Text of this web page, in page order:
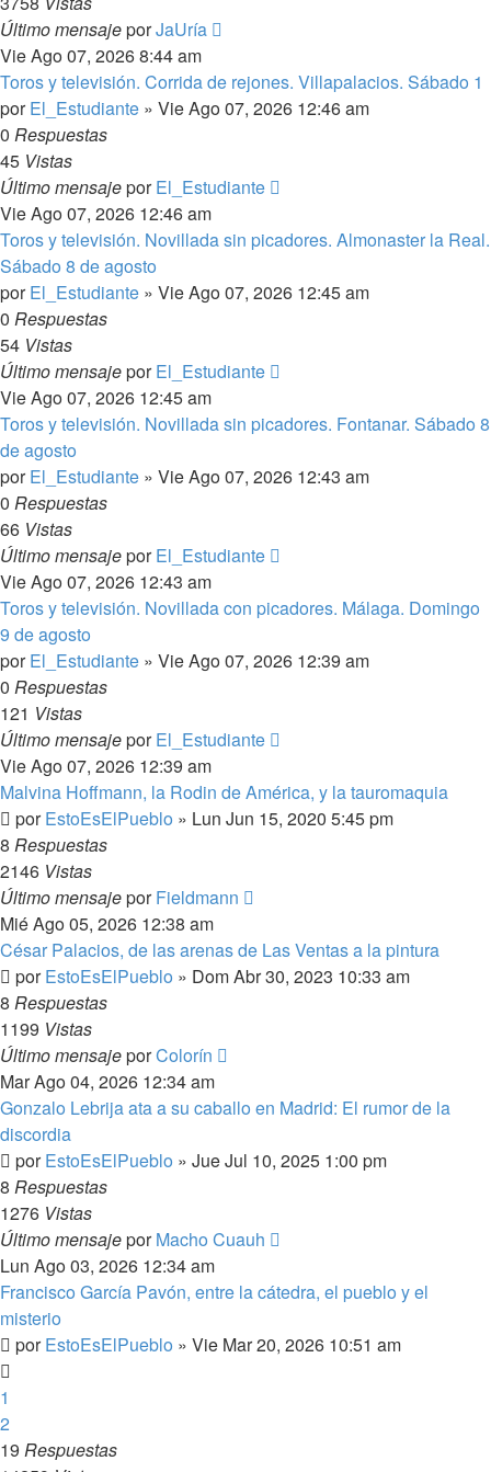
Último mensajeporJaUría
Vie Ago 07, 2026 8:44 am
Toros y televisión. Corrida de rejones. Villapalacios. Sábado 1
porEl_Estudiante » Vie Ago 07, 2026 12:46 am
0 Respuestas
45 Vistas
Último mensajeporEl_Estudiante
Vie Ago 07, 2026 12:46 am
Toros y televisión. Novillada sin picadores. Almonaster la Real.
Sábado 8 de agosto
porEl_Estudiante » Vie Ago 07, 2026 12:45 am
0 Respuestas
54 Vistas
Último mensajeporEl_Estudiante
Vie Ago 07, 2026 12:45 am
Toros y televisión. Novillada sin picadores. Fontanar. Sábado 8
de agosto
porEl_Estudiante » Vie Ago 07, 2026 12:43 am
0 Respuestas
66 Vistas
Último mensajeporEl_Estudiante
Vie Ago 07, 2026 12:43 am
Toros y televisión. Novillada con picadores. Málaga. Domingo
9 de agosto
porEl_Estudiante » Vie Ago 07, 2026 12:39 am
0 Respuestas
121 Vistas
Último mensajeporEl_Estudiante
Vie Ago 07, 2026 12:39 am
Malvina Hoffmann, la Rodin de América, y la tauromaquia
porEstoEsElPueblo » Lun Jun 15, 2020 5:45 pm
8 Respuestas
2146 Vistas
Último mensajeporFieldmann
Mié Ago 05, 2026 12:38 am
César Palacios, de las arenas de Las Ventas a la pintura
porEstoEsElPueblo » Dom Abr 30, 2023 10:33 am
8 Respuestas
1199 Vistas
Último mensajeporColorín
Mar Ago 04, 2026 12:34 am
Gonzalo Lebrija ata a su caballo en Madrid: El rumor de la
discordia
porEstoEsElPueblo » Jue Jul 10, 2025 1:00 pm
8 Respuestas
1276 Vistas
Último mensajeporMacho Cuauh
Lun Ago 03, 2026 12:34 am
Francisco García Pavón, entre la cátedra, el pueblo y el
misterio
porEstoEsElPueblo » Vie Mar 20, 2026 10:51 am
1
2
19 Respuestas